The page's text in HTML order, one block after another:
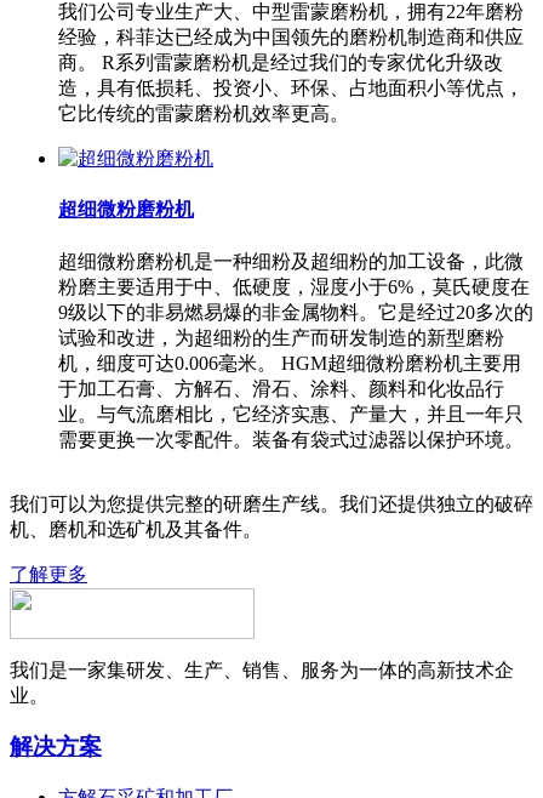
我们公司专业生产大、中型雷蒙磨粉机，拥有22年磨粉
经验，科菲达已经成为中国领先的磨粉机制造商和供应
商。 R系列雷蒙磨粉机是经过我们的专家优化升级改
造，具有低损耗、投资小、环保、占地面积小等优点，
它比传统的雷蒙磨粉机效率更高。
超细微粉磨粉机
超细微粉磨粉机是一种细粉及超细粉的加工设备，此微
粉磨主要适用于中、低硬度，湿度小于6%，莫氏硬度在
9级以下的非易燃易爆的非金属物料。它是经过20多次的
试验和改进，为超细粉的生产而研发制造的新型磨粉
机，细度可达0.006毫米。 HGM超细微粉磨粉机主要用
于加工石膏、方解石、滑石、涂料、颜料和化妆品行
业。与气流磨相比，它经济实惠、产量大，并且一年只
需要更换一次零配件。装备有袋式过滤器以保护环境。
我们可以为您提供完整的研磨生产线。我们还提供独立的破碎
机、磨机和选矿机及其备件。
了解更多
我们是一家集研发、生产、销售、服务为一体的高新技术企
业。
解决方案